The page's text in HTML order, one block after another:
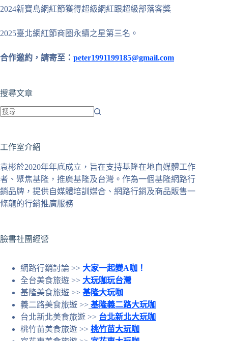
2024新寶島網紅節獲得超級網紅跟超級部落客獎
2025臺北網紅節商圈永續之星第三名。
合作邀約，請寄至： peter1991199185@gmail.com
搜尋文章
到
合
條
件
的
果
工作室介紹
袁彬於2020年年底成立，旨在支持基隆在地自媒體工作
者、聚焦基隆，推廣基隆及台灣。作為一個基隆網路行
銷品牌，提供自媒體培訓媒合、網路行銷及商品販售一
條龍的行銷推廣服務
臉書社團經營
網路行銷討論 >> 大家一起變A咖！
全台美食旅遊 >> 大玩咖玩台灣
基隆美食旅遊 >> 基隆大玩咖
義二路美食旅遊 >> 基隆義二路大玩咖
台北新北美食旅遊 >> 台北新北大玩咖
桃竹苗美食旅遊 >> 桃竹苗大玩咖